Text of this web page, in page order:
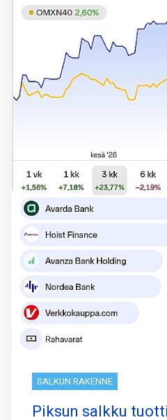
SALKUN RAKENNE
Piksun salkku